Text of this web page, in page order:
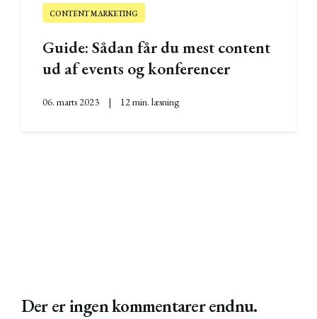
CONTENT MARKETING
Guide: Sådan får du mest content
ud af events og konferencer
06. marts 2023 | 12 min. læsning
Der er ingen kommentarer endnu.